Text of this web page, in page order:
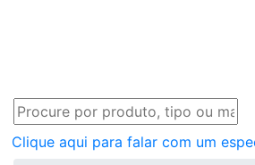
Clique aqui para falar com um